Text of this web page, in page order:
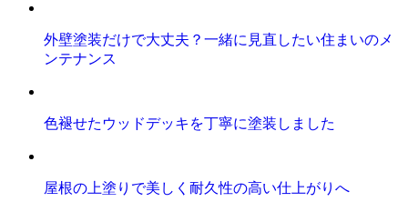
外壁塗装だけで大丈夫？一緒に見直したい住まいのメ
ンテナンス
色褪せたウッドデッキを丁寧に塗装しました
屋根の上塗りで美しく耐久性の高い仕上がりへ